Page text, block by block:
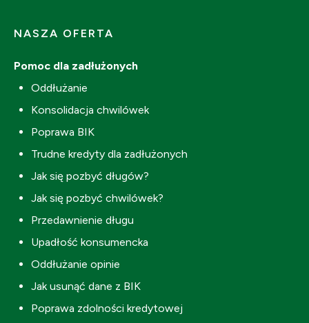
NASZA OFERTA
Pomoc dla zadłużonych
Oddłużanie
Konsolidacja chwilówek
Poprawa BIK
Trudne kredyty dla zadłużonych
Jak się pozbyć długów?
Jak się pozbyć chwilówek?
Przedawnienie długu
Upadłość konsumencka
Oddłużanie opinie
Jak usunąć dane z BIK
Poprawa zdolności kredytowej